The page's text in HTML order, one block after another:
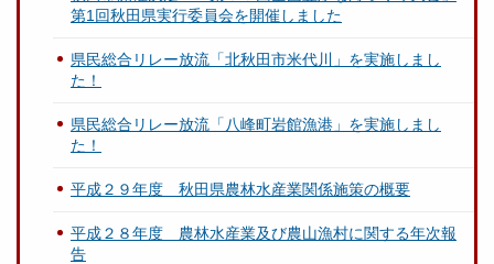
第1回秋田県実行委員会を開催しました
県民総合リレー放流「北秋田市米代川」を実施しまし
た！
県民総合リレー放流「八峰町岩館漁港」を実施しまし
た！
平成２９年度 秋田県農林水産業関係施策の概要
平成２８年度 農林水産業及び農山漁村に関する年次報
告